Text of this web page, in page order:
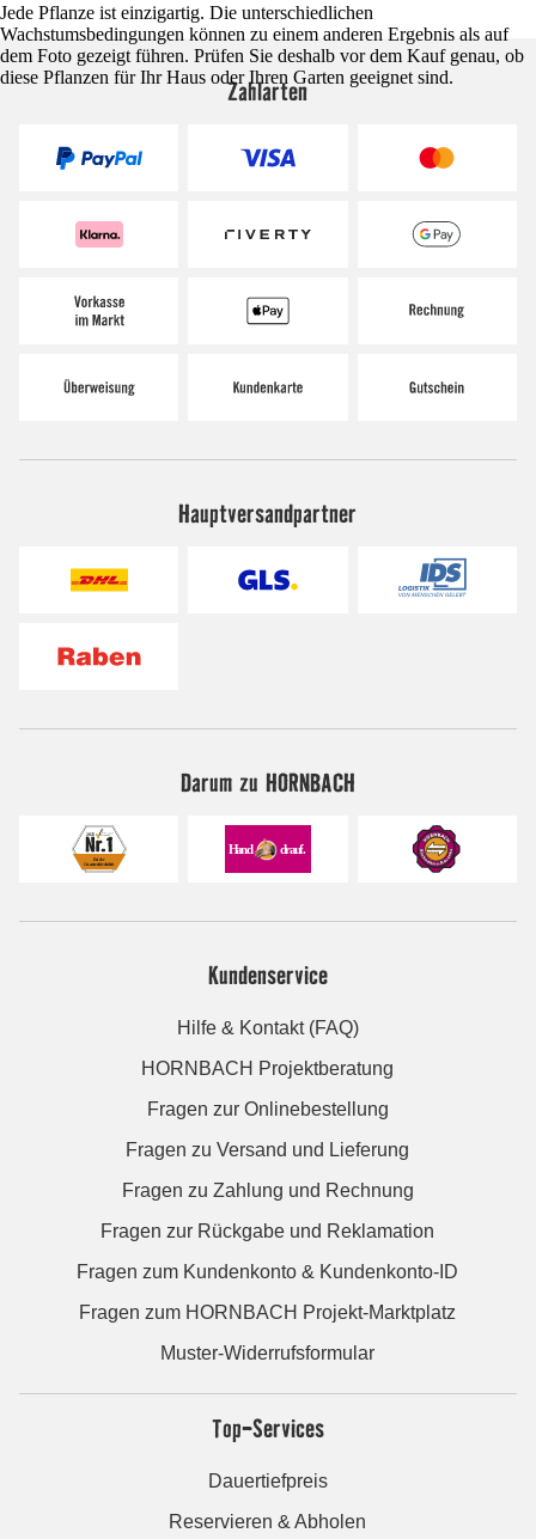
Jede Pflanze ist einzigartig. Die unterschiedlichen
Wachstumsbedingungen können zu einem anderen Ergebnis als auf
dem Foto gezeigt führen. Prüfen Sie deshalb vor dem Kauf genau, ob
diese Pflanzen für Ihr Haus oder Ihren Garten geeignet sind.
Zahlarten
Hauptversandpartner
Darum zu HORNBACH
Kundenservice
Hilfe & Kontakt (FAQ)
HORNBACH Projektberatung
Fragen zur Onlinebestellung
Fragen zu Versand und Lieferung
Fragen zu Zahlung und Rechnung
Fragen zur Rückgabe und Reklamation
Fragen zum Kundenkonto & Kundenkonto-ID
Fragen zum HORNBACH Projekt-Marktplatz
Muster-Widerrufsformular
Top-Services
Dauertiefpreis
Reservieren & Abholen